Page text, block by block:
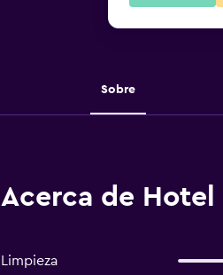
Sobre
Acerca de
Limpieza